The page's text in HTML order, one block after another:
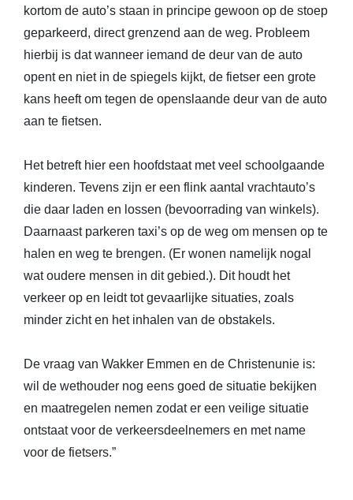
kortom de auto’s staan in principe gewoon op de stoep
geparkeerd, direct grenzend aan de weg. Probleem
hierbij is dat wanneer iemand de deur van de auto
opent en niet in de spiegels kijkt, de fietser een grote
kans heeft om tegen de openslaande deur van de auto
aan te fietsen.
Het betreft hier een hoofdstaat met veel schoolgaande
kinderen. Tevens zijn er een flink aantal vrachtauto’s
die daar laden en lossen (bevoorrading van winkels).
Daarnaast parkeren taxi’s op de weg om mensen op te
halen en weg te brengen. (Er wonen namelijk nogal
wat oudere mensen in dit gebied.). Dit houdt het
verkeer op en leidt tot gevaarlijke situaties, zoals
minder zicht en het inhalen van de obstakels.
De vraag van Wakker Emmen en de Christenunie is:
wil de wethouder nog eens goed de situatie bekijken
en maatregelen nemen zodat er een veilige situatie
ontstaat voor de verkeersdeelnemers en met name
voor de fietsers.”